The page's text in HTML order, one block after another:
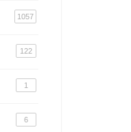
1057
122
1
6